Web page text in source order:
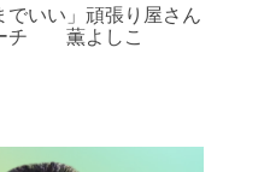
でいい」頑張り屋さん
チ 薫よしこ